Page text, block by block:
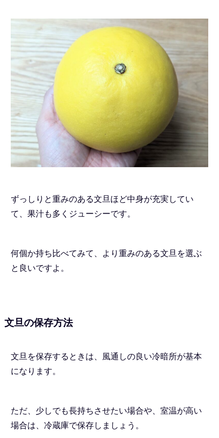
ずっしりと重みのある文旦ほど中身が充実してい
て、果汁も多くジューシーです。
何個か持ち比べてみて、より重みのある文旦を選ぶ
と良いですよ。
文旦の保存方法
文旦を保存するときは、風通しの良い冷暗所が基本
になります。
ただ、少しでも長持ちさせたい場合や、室温が高い
場合は、冷蔵庫で保存しましょう。